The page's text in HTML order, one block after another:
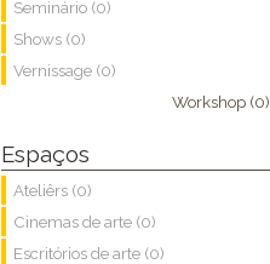
Seminário (0)
Shows (0)
Vernissage (0)
Workshop (0)
Espaços
Ateliêrs (0)
Cinemas de arte (0)
Escritórios de arte (0)